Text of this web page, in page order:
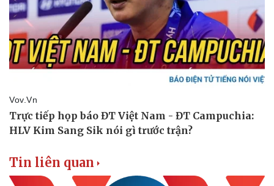
Thể thao
Bóng đá
Lịch thi đấu bóng đá
Thế giới thể thao
eSports
Ô tô - Xe máy
Ô tô
Xe máy
Tư vấn
Tin liên quan